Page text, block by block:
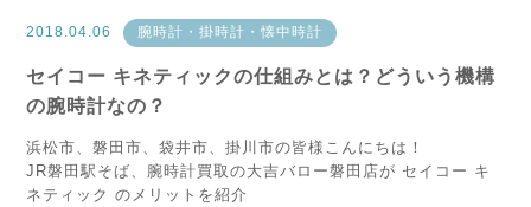
2018.04.06 腕時計・掛時計・懐中時計
セイコー キネティックの仕組みとは？どういう機構
の腕時計なの？
浜松市、磐田市、袋井市、掛川市の皆様こんにちは！
JR磐田駅そば、腕時計買取の大吉バロー磐田店が セイコー キ
ネティック のメリットを紹介